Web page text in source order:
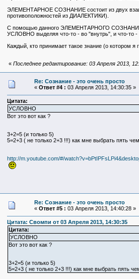
ЭЛЕМЕНТАРНОЕ СОЗНАНИЕ состоит из двух
противоположностей из ДИАЛЕКТИКИ).
С помощью данного ЭЛЕМЕНТАРНОГО
УСЛОВНО выделяя что-то - во "внутрь", и что-то -
Каждый, кто принимает такое знание (о котором
« Последнее редактирование: 03 Апреля 2013,
Re: Сознание - это очень просто
« Ответ #4 : 03 Апреля 2013, 14:30:35 »
Цитата:
УСЛОВНО
Вот это вот как ?
3+2=5 (и только 5)
5=2+3 ( не только 2+3 !!!) как мне выбрать пять
http://m.youtube.com/#/
Re: Сознание - это очень просто
« Ответ #5 : 03 Апреля 2013, 14:40:28 »
Цитата: Свомпи от 03 Апреля 2013, 14:30:35
Цитата:
УСЛОВНО
Вот это вот как ?
3+2=5 (и только 5)
5=2+3 ( не только 2+3 !!!) как мне выбрать пять